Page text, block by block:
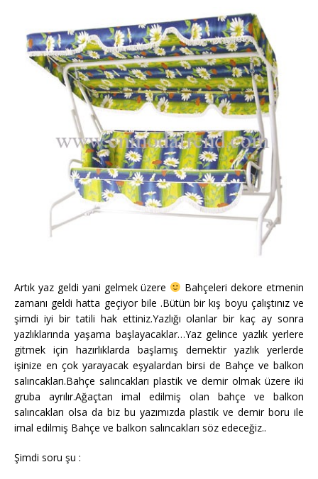
Artık yaz geldi yani gelmek üzere
Bahçeleri dekore etmenin
zamanı geldi hatta geçiyor bile .Bütün bir kış boyu çalıştınız ve
şimdi iyi bir tatili hak ettiniz.Yazlığı olanlar bir kaç ay sonra
yazlıklarında yaşama başlayacaklar…Yaz gelince yazlık yerlere
gitmek için hazırlıklarda başlamış demektir yazlık yerlerde
işinize en çok yarayacak eşyalardan birsi de Bahçe ve balkon
salıncakları.Bahçe salıncakları plastik ve demir olmak üzere iki
gruba ayrılır.Ağaçtan imal edilmiş olan bahçe ve balkon
salıncakları olsa da biz bu yazımızda plastik ve demir boru ile
imal edilmiş Bahçe ve balkon salıncakları söz edeceğiz..
Şimdi soru şu :